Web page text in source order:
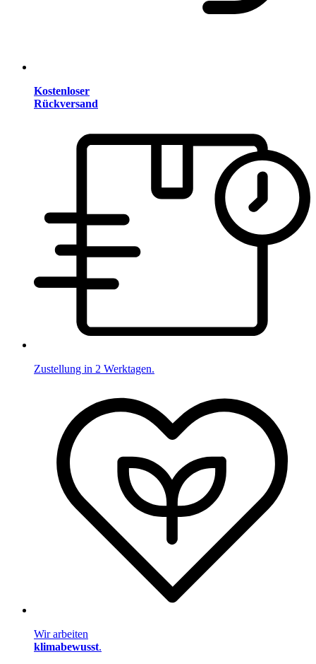
Kostenloser
Rückversand
Zustellung in 2 Werktagen.
Wir arbeiten
klimabewusst.